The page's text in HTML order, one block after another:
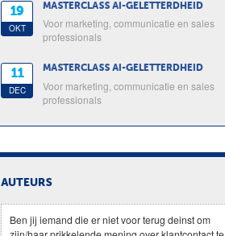
19
OKT
MASTERCLASS AI-GELETTERDHEID
Voor marketing, communicatie en sales
professionals
11
DEC
MASTERCLASS AI-GELETTERDHEID
Voor marketing, communicatie en sales
professionals
AUTEURS
Ben jij iemand die er niet voor terug deinst om